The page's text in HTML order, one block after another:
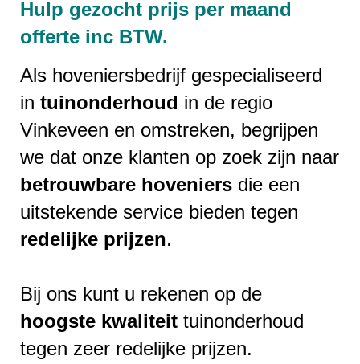
Hulp gezocht prijs per maand
offerte inc BTW.
Als hoveniersbedrijf gespecialiseerd
in tuinonderhoud in de regio
Vinkeveen en omstreken, begrijpen
we dat onze klanten op zoek zijn naar
betrouwbare hoveniers die een
uitstekende service bieden tegen
redelijke prijzen.
Bij ons kunt u rekenen op de
hoogste kwaliteit tuinonderhoud
tegen zeer redelijke prijzen.